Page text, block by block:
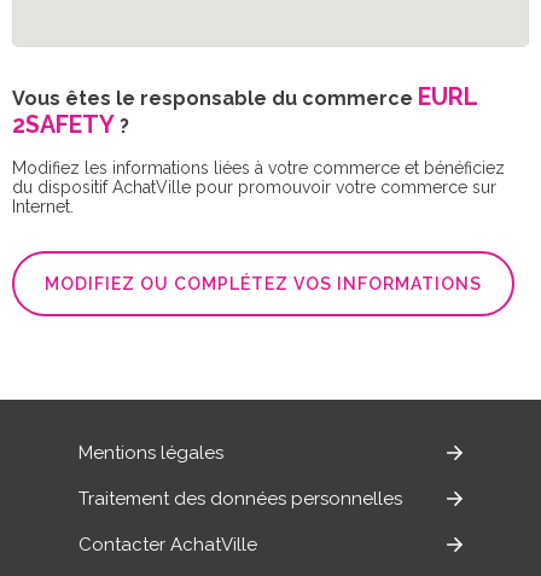
Vous êtes le responsable du commerce EURL
2SAFETY ?
Modifiez les informations liées à votre commerce et bénéficiez
du dispositif AchatVille pour promouvoir votre commerce sur
Internet.
MODIFIEZ OU COMPLÉTEZ VOS INFORMATIONS
Mentions légales
Traitement des données personnelles
Contacter AchatVille